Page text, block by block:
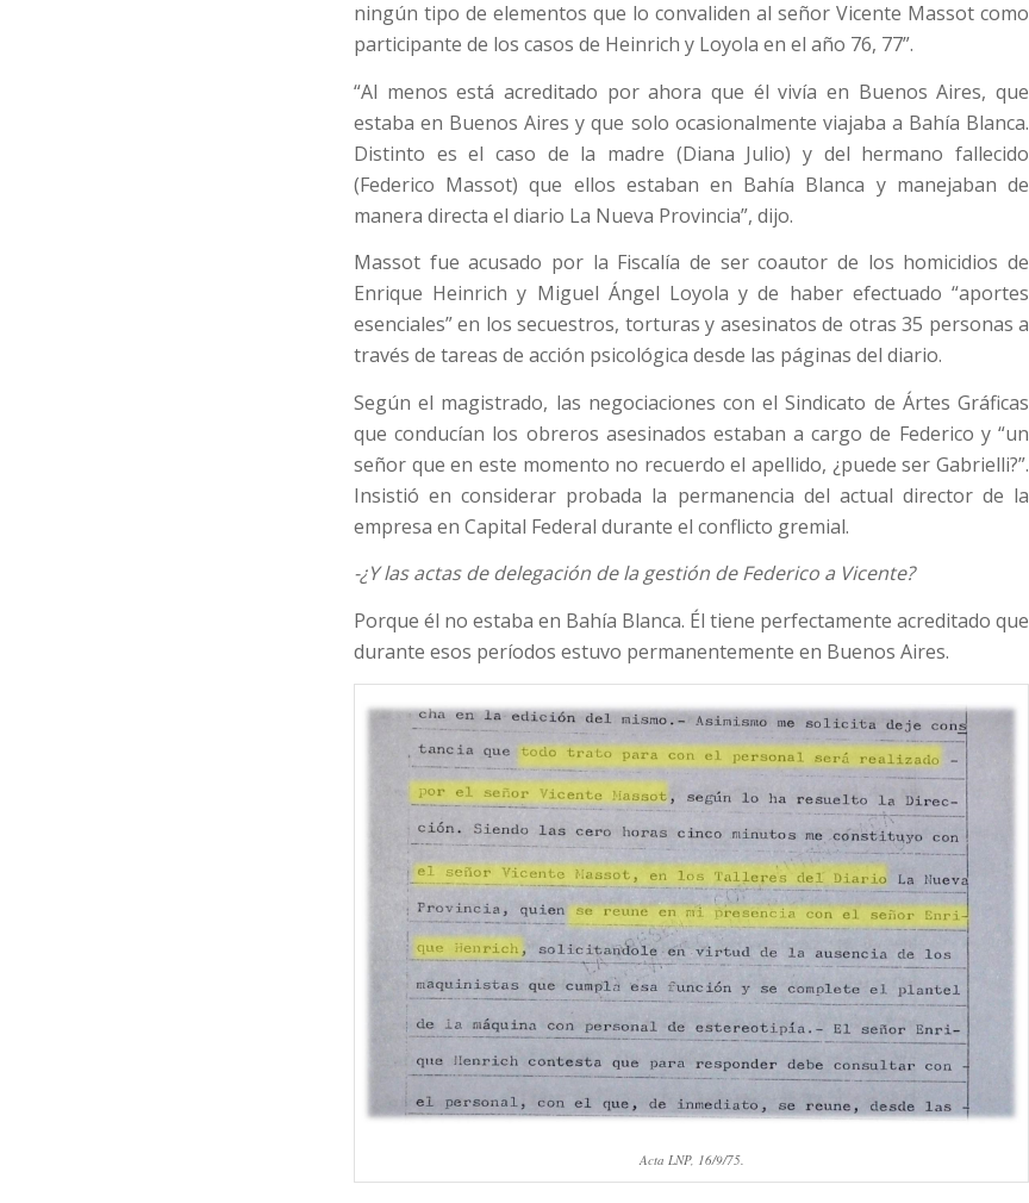
ningún tipo de elementos que lo convaliden al señor Vicente Massot como
participante de los casos de Heinrich y Loyola en el año 76, 77”.
“Al menos está acreditado por ahora que él vivía en Buenos Aires, que
estaba en Buenos Aires y que solo ocasionalmente viajaba a Bahía Blanca.
Distinto es el caso de la madre (Diana Julio) y del hermano fallecido
(Federico Massot) que ellos estaban en Bahía Blanca y manejaban de
manera directa el diario La Nueva Provincia”, dijo.
Massot fue acusado por la Fiscalía de ser coautor de los homicidios de
Enrique Heinrich y Miguel Ángel Loyola y de haber efectuado “aportes
esenciales” en los secuestros, torturas y asesinatos de otras 35 personas a
través de tareas de acción psicológica desde las páginas del diario.
Según el magistrado, las negociaciones con el Sindicato de Ártes Gráficas
que conducían los obreros asesinados estaban a cargo de Federico y “un
señor que en este momento no recuerdo el apellido, ¿puede ser Gabrielli?”.
Insistió en considerar probada la permanencia del actual director de la
empresa en Capital Federal durante el conflicto gremial.
-¿Y las actas de delegación de la gestión de Federico a Vicente?
Porque él no estaba en Bahía Blanca. Él tiene perfectamente acreditado que
durante esos períodos estuvo permanentemente en Buenos Aires.
Acta LNP, 16/9/75.